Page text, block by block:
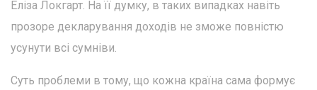
Еліза Локгарт. На її думку, в таких випадках навіть
прозоре декларування доходів не зможе повністю
усунути всі сумніви.
Суть проблеми в тому, що кожна країна сама формує